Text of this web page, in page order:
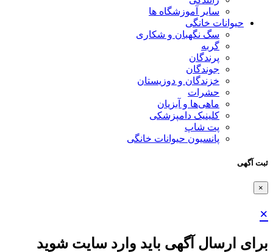
سایر آموزشگاه ها
حیوانات خانگی
سگ نگهبان و شکاری
گربه
پرندگان
جوندگان
خزندگان و دوزیستان
حشرات
ماهی‌ها و آبزیان
کلینیک دامپزشکی
پت شاپ
پانسیون حیوانات خانگی
ثبت آگهی
×
×
برای ارسال آگهی باید وارد سایت شوید